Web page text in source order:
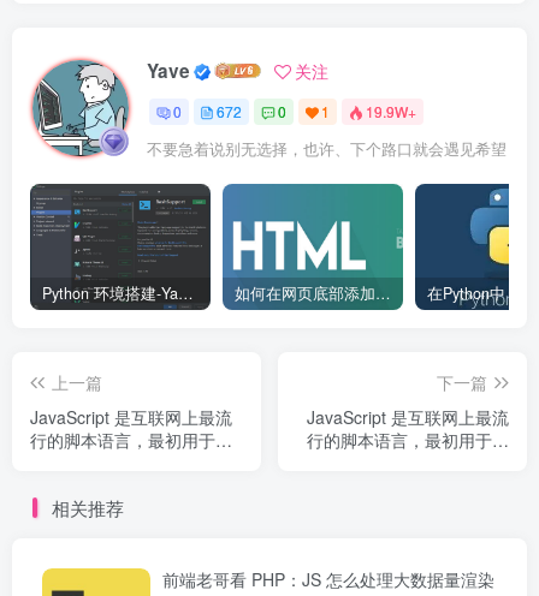
Yave 关注
0 672 0 1 19.9W+
不要急着说别无选择，也许、下个路口就会遇见希望
Python 环境搭建-Yave520-专业开发者社区 如何在网页底部添加版权信息？
上一篇
JavaScript 是互联网上最流
行的脚本语言，最初用于网
页面动态效果，到服务端的
下一篇
JavaScript 是互联网上最流
行的脚本语言，最初用于网
相关推荐
前端老哥看 PHP：JS 怎么处理大数据量渲染